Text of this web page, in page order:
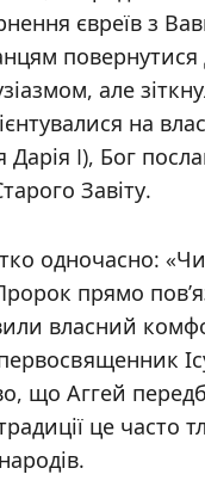
євреїв з
але
на
Дарія I), Бог
Завіту.
одночасно:
прямо
власний
що Аггей
це часто